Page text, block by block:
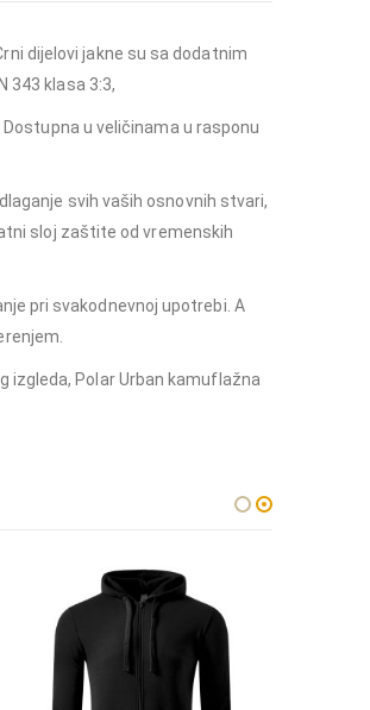
dijelovi jakne su sa dodatnim
343 klasa 3:3,
u veličinama u rasponu
svih vaših osnovnih stvari,
sloj zaštite od vremenskih
pri svakodnevnoj upotrebi. A
izgleda, Polar Urban kamuflažna